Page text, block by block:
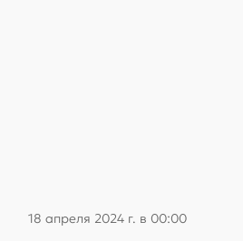
18 апреля 2024 г. в 00:00